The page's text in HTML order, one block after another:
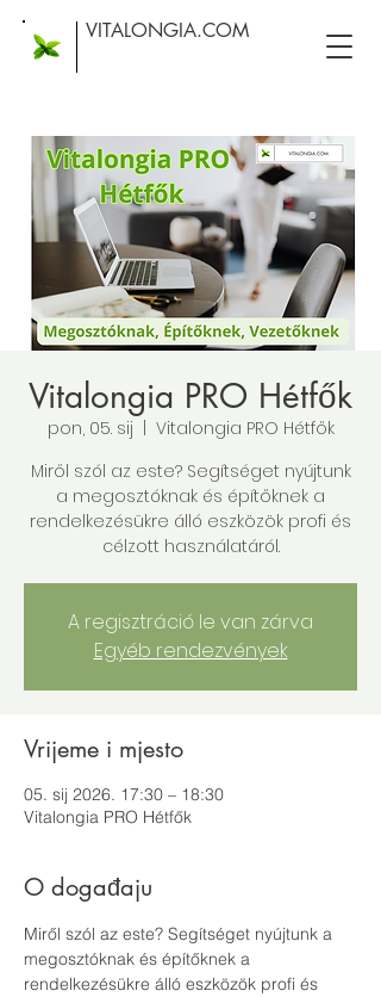
VITALONGIA.COM
Vitalongia PRO Hétfők
pon, 05. sij
Vitalongia PRO Hétfők
Miről szól az este? Segítséget nyújtunk
a megosztóknak és építőknek a
rendelkezésükre álló eszközök profi és
célzott használatáról.
A regisztráció le van zárva
Egyéb rendezvények
Vrijeme i mjesto
05. sij 2026. 17:30 – 18:30
Vitalongia PRO Hétfők
O događaju
Miről szól az este? Segítséget nyújtunk a
megosztóknak és építőknek a
rendelkezésükre álló eszközök profi és